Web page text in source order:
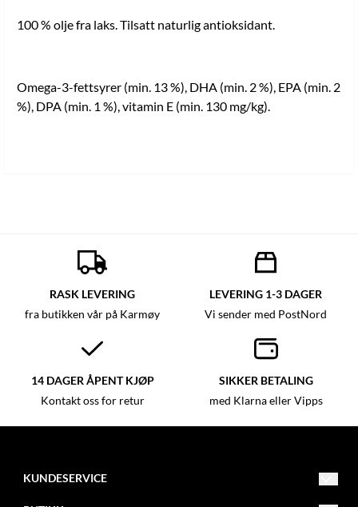
100 % olje fra laks. Tilsatt naturlig antioksidant.
Omega-3-fettsyrer (min. 13 %), DHA (min. 2 %), EPA (min. 2
%), DPA (min. 1 %), vitamin E (min. 130 mg/kg).
RASK LEVERING
fra butikken vår på Karmøy
LEVERING 1-3 DAGER
Vi sender med PostNord
14 DAGER ÅPENT KJØP
Kontakt oss for retur
SIKKER BETALING
med Klarna eller Vipps
KUNDESERVICE